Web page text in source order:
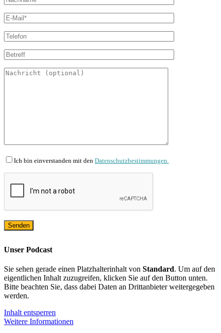
Ich bin einverstanden mit den Datenschutzbestimmungen.
Unser Podcast
Sie sehen gerade einen Platzhalterinhalt von Standard. Um auf den
eigentlichen Inhalt zuzugreifen, klicken Sie auf den Button unten.
Bitte beachten Sie, dass dabei Daten an Drittanbieter weitergegeben
werden.
Inhalt entsperren
Weitere Informationen